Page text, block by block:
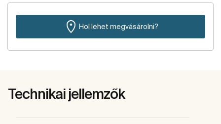
Hol lehet megvásárolni?
Technikai jellemzők